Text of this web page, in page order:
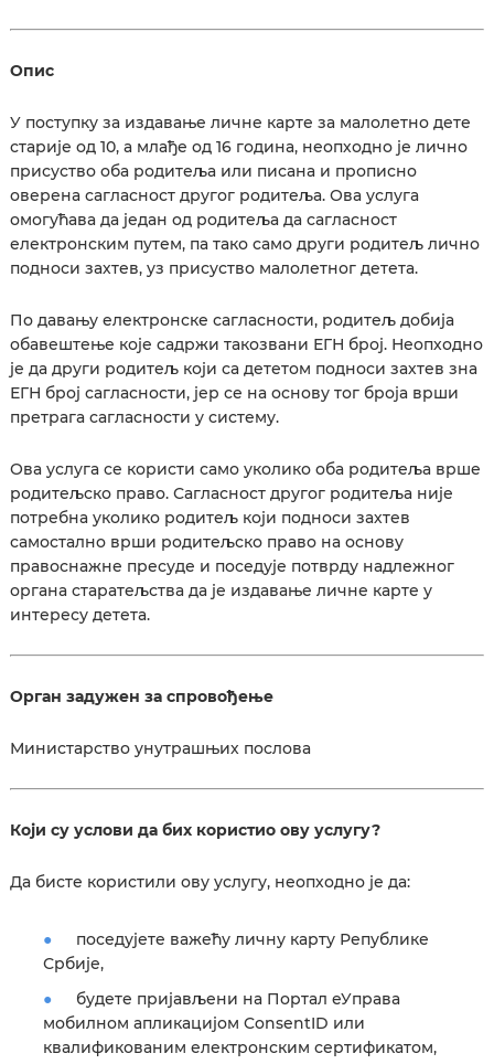
Опис
У поступку за издавање личне карте за малолетно дете
старије од 10, а млађе од 16 година, неопходно је лично
присуство оба родитеља или писана и прописно
оверена сагласност другог родитеља. Ова услуга
омогућава да један од родитеља да сагласност
електронским путем, па тако само други родитељ лично
подноси захтев, уз присуство малолетног детета.
По давању електронске сагласности, родитељ добија
обавештење које садржи такозвани ЕГН број. Неопходно
је да други родитељ који са дететом подноси захтев зна
ЕГН број сагласности, јер се на основу тог броја врши
претрага сагласности у систему.
Ова услуга се користи само уколико оба родитеља врше
родитељско право. Сагласност другог родитеља није
потребна уколико родитељ који подноси захтев
самостално врши родитељско право на основу
правоснажне пресуде и поседује потврду надлежног
органа старатељства да је издавање личне карте у
интересу детета.
Орган задужен за спровођење
Министарство унутрашњих послова
Који су услови да бих користио ову услугу?
Да бисте користили ову услугу, неопходно је да:
поседујете важећу личну карту Републике
Србије,
будете пријављени на Портал еУправа
мобилном апликацијом ConsentID или
квалификованим електронским сертификатом,